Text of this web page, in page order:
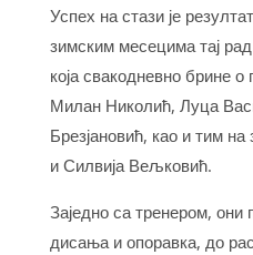
​Успех на стази је
зимским месецима тај рад
која свакодневно брине о
Милан Николић, Луца
Брезјановић, као и тим
и Силвија Вељковић.
​Заједно са тренером,
дисања и опоравка, до